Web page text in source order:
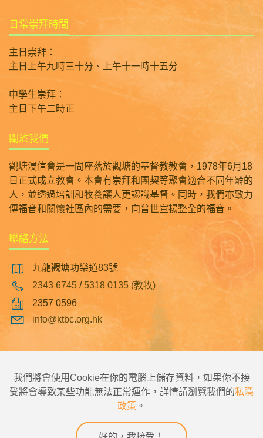
日常崇拜時間
主日崇拜：
主日上午九時三十分、上午十一時十五分
中學生崇拜：
主日下午二時正
關於我們
觀塘浸信會是一間座落於觀塘的基督教教會，1978年6月18
日正式成立教會。本會有崇拜和團契等聚會適合不同年齡的
人，並透過培訓和牧養讓人更認識基督。同時，我們亦致力
傳福音和關懷社區內的需要，向普世宣揚整全的福音。
聯絡方法
九龍觀塘功樂道83號
2343 6745 / 5318 0135 (教牧)
2357 0596
info@ktbc.org.hk
觀塘浸信會彩明幼稚園
©2026 觀塘浸信會 版權所有，不得轉載。
網站地圖
我們將會使用Cookie在你的電腦上儲存資料，如果你不接
受將會導致某些功能無法正常運作，詳情請瀏覽我們的私隱
政策 。